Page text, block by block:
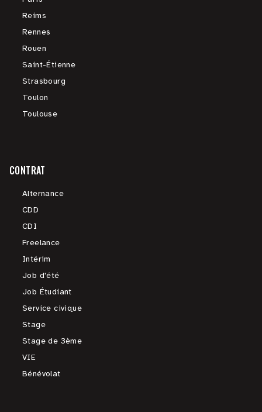
Reims
Rennes
Rouen
Saint-Étienne
Strasbourg
Toulon
Toulouse
CONTRAT
Alternance
CDD
CDI
Freelance
Intérim
Job d'été
Job Étudiant
Service civique
Stage
Stage de 3ème
VIE
Bénévolat